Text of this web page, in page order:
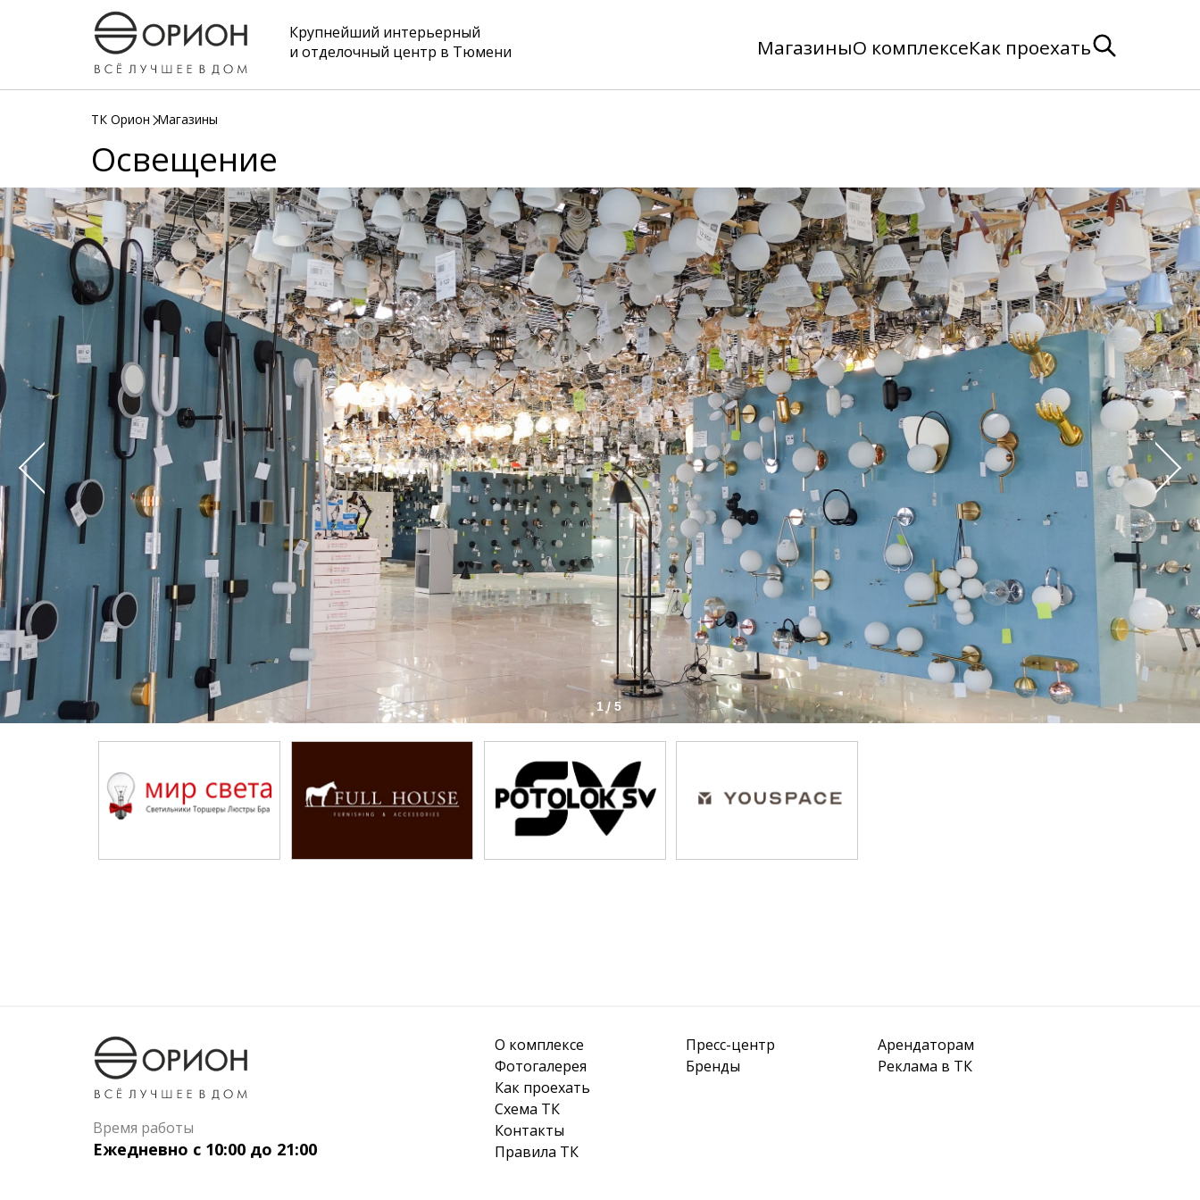
Крупнейший интерьерный
и отделочный центр в Тюмени
МагазиныО комплексеКак проехать
ТК Орион Магазины
Освещение
1 / 5
Время работы
Ежедневно с 10:00 до 21:00
О комплексе
Фотогалерея
Как проехать
Схема ТК
Контакты
Правила ТК
Пресс-центр
Бренды
Арендаторам
Реклама в ТК